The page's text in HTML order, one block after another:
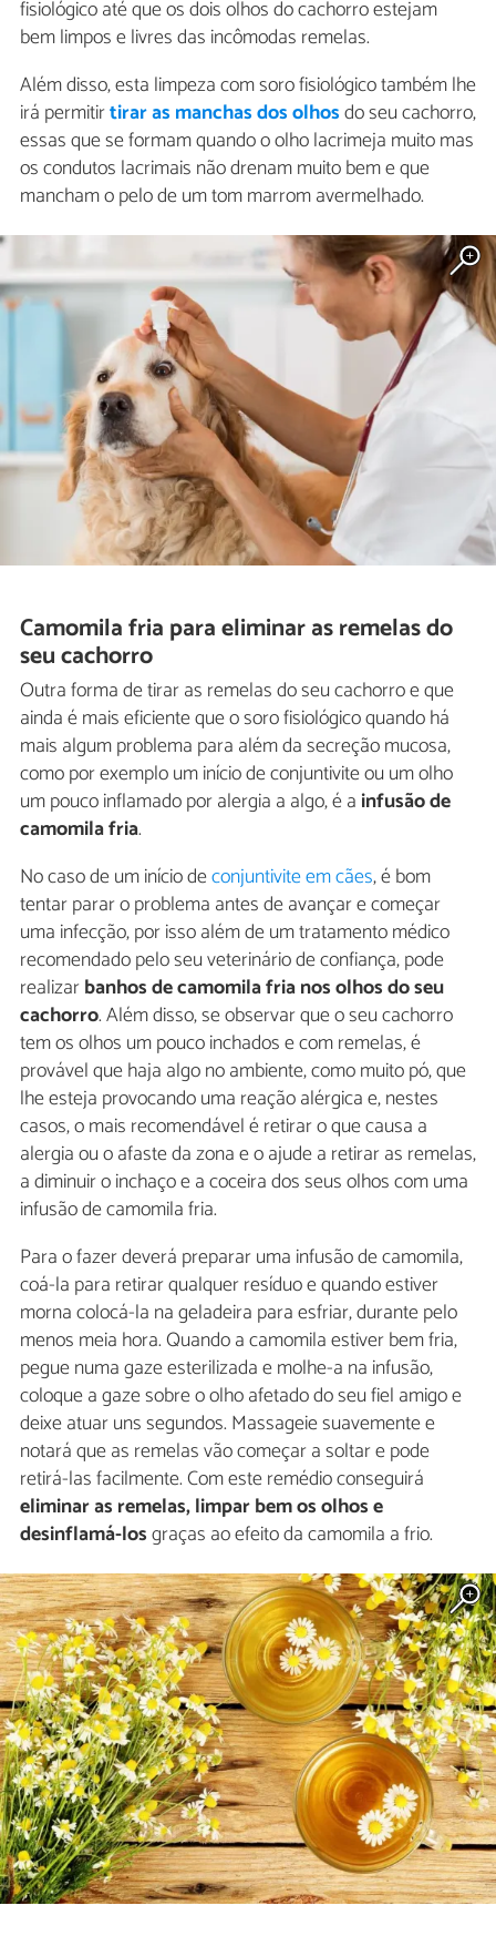
fisiológico até que os dois olhos do cachorro estejam
bem limpos e livres das incômodas remelas.
Além disso, esta limpeza com soro fisiológico também lhe
irá permitirtirar as manchas dos olhosdo seu cachorro,
essas que se formam quando o olho lacrimeja muito mas
os condutos lacrimais não drenam muito bem e que
mancham o pelo de um tom marrom avermelhado.
Camomila fria para eliminar as remelas do
seu cachorro
Outra forma de tirar as remelas do seu cachorro e que
ainda é mais eficiente que o soro fisiológico quando há
mais algum problema para além da secreção mucosa,
como por exemplo um início de conjuntivite ou um olho
um pouco inflamado por alergia a algo, é a infusão de
camomila fria.
No caso de um início deconjuntivite em cães, é bom
tentar parar o problema antes de avançar e começar
uma infecção, por isso além de um tratamento médico
recomendado pelo seu veterinário de confiança, pode
realizarbanhos de camomila fria nos olhos do seu
cachorro. Além disso, se observar que o seu cachorro
tem os olhos um pouco inchados e com remelas, é
provável que haja algo no ambiente, como muito pó, que
lhe esteja provocando uma reação alérgica e, nestes
casos, o mais recomendável é retirar o que causa a
alergia ou o afaste da zona e o ajude a retirar as remelas,
a diminuir o inchaço e a coceira dos seus olhos com uma
infusão de camomila fria.
Para o fazer deverá preparar uma infusão de camomila,
coá-la para retirar qualquer resíduo e quando estiver
morna colocá-la na geladeira para esfriar, durante pelo
menos meia hora. Quando a camomila estiver bem fria,
pegue numa gaze esterilizada e molhe-a na infusão,
coloque a gaze sobre o olho afetado do seu fiel amigo e
deixe atuar uns segundos. Massageie suavemente e
notará que as remelas vão começar a soltar e pode
retirá-las facilmente. Com este remédio conseguirá
eliminar as remelas, limpar bem os olhos e
desinflamá-losgraças ao efeito da camomila a frio.